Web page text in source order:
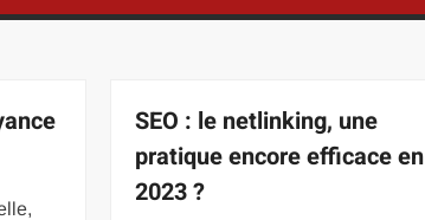
SEO : le netlinking, une
pratique encore efficace en
2023 ?